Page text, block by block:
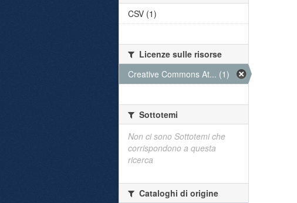
CSV (1)
Licenze sulle risorse
Creative Commons At... (1)
Sottotemi
Non ci sono Sottotemi che
corrispondono a questa
ricerca
Cataloghi di origine